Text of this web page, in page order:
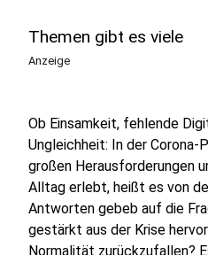
Themen gibt es viele
Anzeige
Ob Einsamkeit, fehlende
Ungleichheit: In der Corona-
großen Herausforderungen
Alltag erlebt, heißt es von
Antworten gebeb auf die
gestärkt aus der Krise
Normalität zurückzufallen?